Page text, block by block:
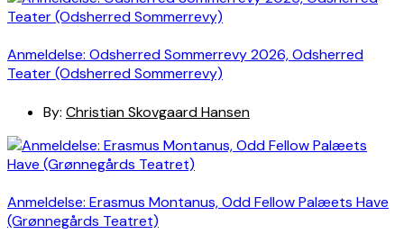
Anmeldelse: Odsherred Sommerrevy 2026, Odsherred
Teater (Odsherred Sommerrevy)
By: Christian Skovgaard Hansen
Anmeldelse: Erasmus Montanus, Odd Fellow Palæets Have
(Grønnegårds Teatret)